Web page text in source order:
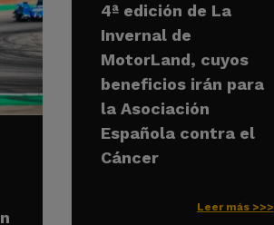
4ª edición de La
Invernal de
MotorLand, cuyos
beneficios irán para
la Asociación
Española contra el
Cáncer
Leer más >>>